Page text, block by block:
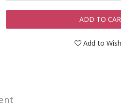
ADD TO
Add to